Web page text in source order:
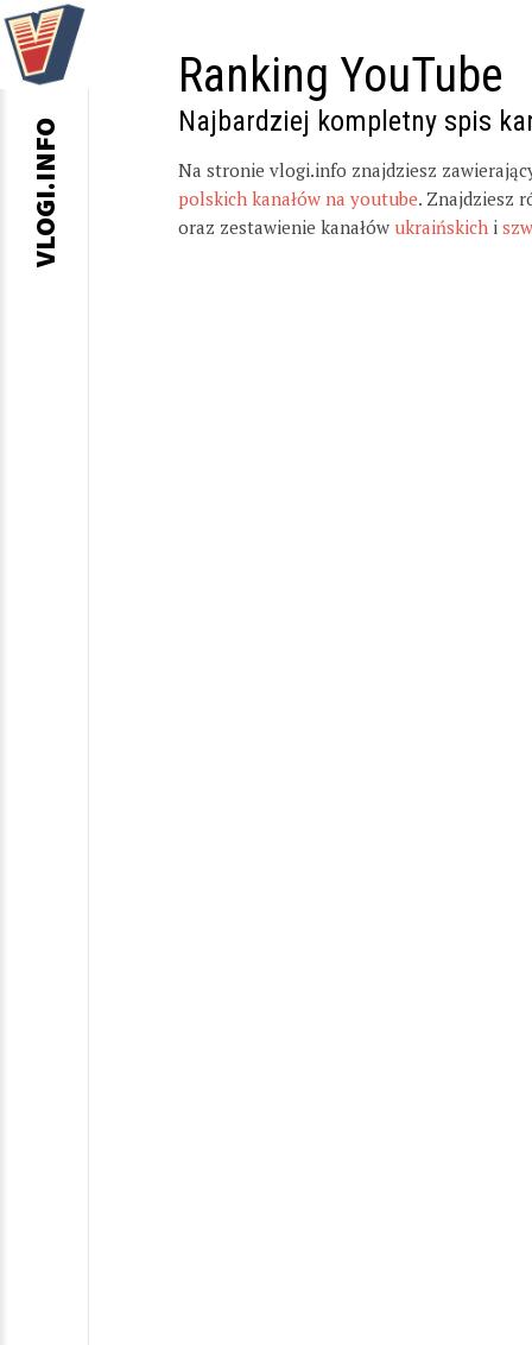
Ranking YouTube
Najbardziej kompletny spis
Na stronie vlogi.info znajdziesz
polskich kanałów na youtube. Znajdziesz
oraz zestawienie kanałów ukraińskich i
VLOGI.INFO